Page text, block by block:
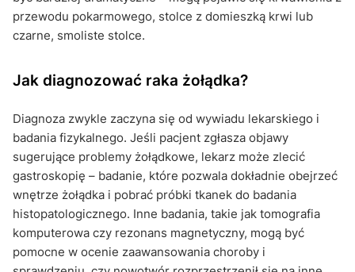
przewodu pokarmowego, stolce z domieszką krwi lub
czarne, smoliste stolce.
Jak diagnozować raka żołądka?
Diagnoza zwykle zaczyna się od wywiadu lekarskiego i
badania fizykalnego. Jeśli pacjent zgłasza objawy
sugerujące problemy żołądkowe, lekarz może zlecić
gastroskopię – badanie, które pozwala dokładnie obejrzeć
wnętrze żołądka i pobrać próbki tkanek do badania
histopatologicznego. Inne badania, takie jak tomografia
komputerowa czy rezonans magnetyczny, mogą być
pomocne w ocenie zaawansowania choroby i